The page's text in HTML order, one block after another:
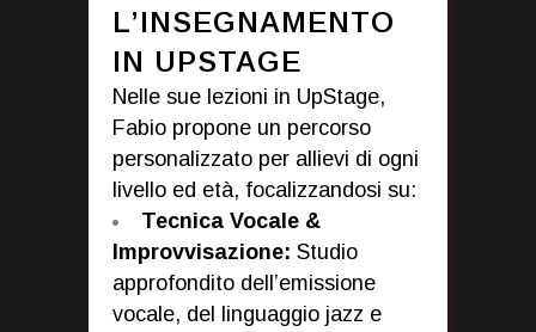
L’INSEGNAMENTO
IN UPSTAGE
Nelle sue lezioni in UpStage,
Fabio propone un percorso
personalizzato per allievi di ogni
livello ed età, focalizzandosi su:
Tecnica Vocale &
Improvvisazione: Studio
approfondito dell’emissione
vocale, del linguaggio jazz e